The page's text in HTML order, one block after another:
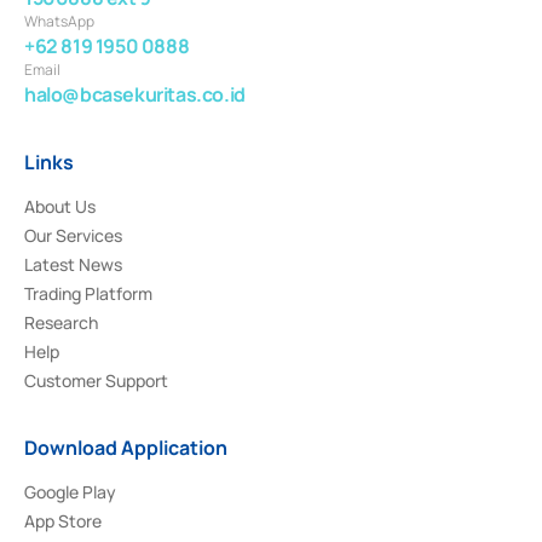
WhatsApp
+62 819 1950 0888
Email
halo@bcasekuritas.co.id
Links
About Us
Our Services
Latest News
Trading Platform
Research
Help
Customer Support
Download Application
Google Play
App Store